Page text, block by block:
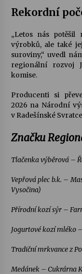
13.
3.
Petr
Rekordní
„Letos nás potěšil
výrobků, ale také
suroviny,“ uvedl
regionální rozvoj
komise.
Producenti si
2026 na Národní
v Radešínské
Značku
Tlačenka výběrová –
Vepřová plec b.k. –
Vysočina)
Přírodní kozí sýr –
Jogurtové kozí mléko
Tradiční mrkvance z
Medánek – Cukrárna